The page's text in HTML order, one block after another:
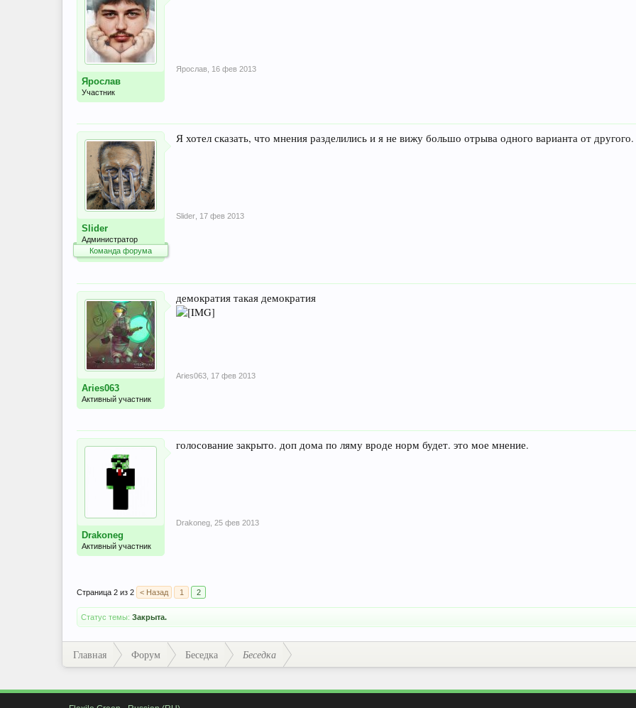
Ярослав
Участник
Ярослав 16 фев 2013
Slider
Администратор
Команда форума
Я хотел сказать, что мнения разделились и я не вижу большо отрыва одного варианта от другого.
Slider 17 фев 2013
Aries063
Активный участник
демократия такая демократия
Aries063 17 фев 2013
Drakoneg
Активный участник
голосование закрыто. доп дома по ляму вроде норм будет. это мое мнение.
Drakoneg 25 фев 2013
Страница 2 из 2 < Назад 1 2
Статус темы: Закрыта.
Главная Форум Беседка Беседка